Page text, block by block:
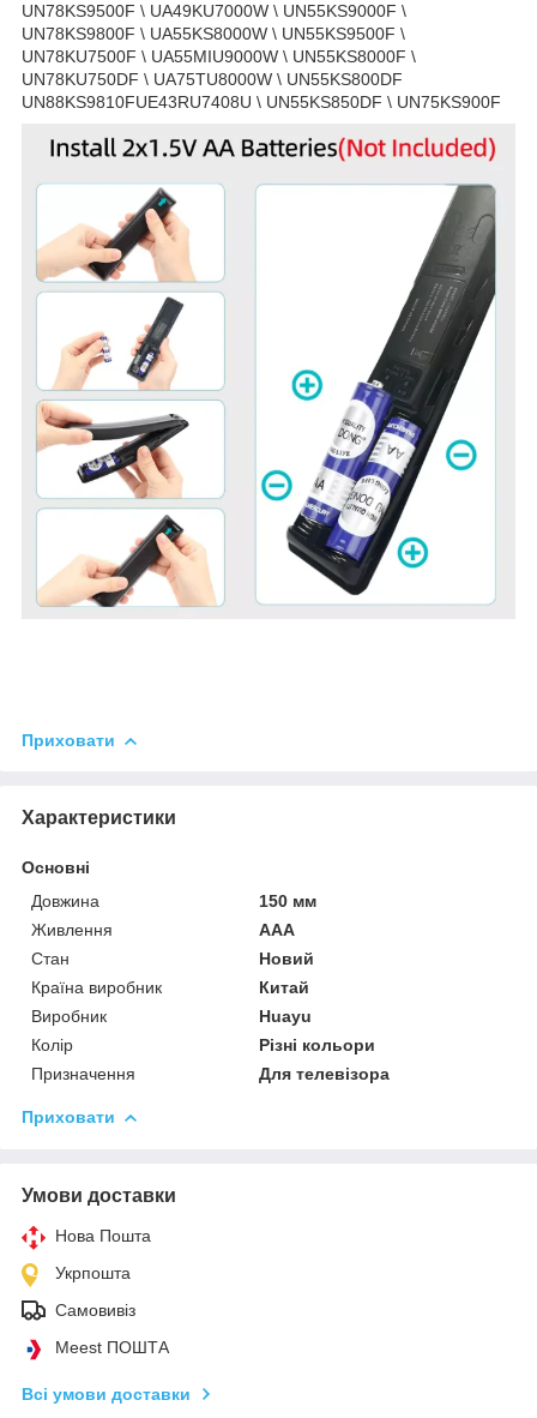
UN78KS9500F \ UA49KU7000W \ UN55KS9000F \
UN78KS9800F \ UA55KS8000W \ UN55KS9500F \
UN78KU7500F \ UA55MIU9000W \ UN55KS8000F \
UN78KU750DF \ UA75TU8000W \ UN55KS800DF
UN88KS9810FUE43RU7408U \ UN55KS850DF \ UN75KS900F
Приховати
Характеристики
Основні
Довжина
150 мм
Живлення
AAA
Стан
Новий
Країна виробник
Китай
Виробник
Huayu
Колір
Різні кольори
Призначення
Для телевізора
Приховати
Умови доставки
Нова Пошта
Укрпошта
Самовивіз
Meest ПОШТА
Всі умови доставки